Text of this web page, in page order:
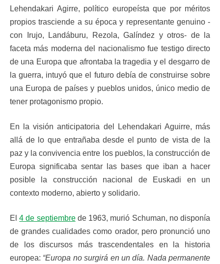
Lehendakari Agirre, político europeísta que por méritos
propios trasciende a su época y representante genuino -
con Irujo, Landáburu, Rezola, Galíndez y otros- de la
faceta más moderna del nacionalismo fue testigo directo
de una Europa que afrontaba la tragedia y el desgarro de
la guerra, intuyó que el futuro debía de construirse sobre
una Europa de países y pueblos unidos, único medio de
tener protagonismo propio.
En la visión anticipatoria del Lehendakari Aguirre, más
allá de lo que entrañaba desde el punto de vista de la
paz y la convivencia entre los pueblos, la construcción de
Europa significaba sentar las bases que iban a hacer
posible la construcción nacional de Euskadi en un
contexto moderno, abierto y solidario.
El4 de septiembrede 1963, murió Schuman, no disponía
de grandes cualidades como orador, pero pronunció uno
de los discursos más trascendentales en la historia
europea: “Europa no surgirá en un día. Nada permanente